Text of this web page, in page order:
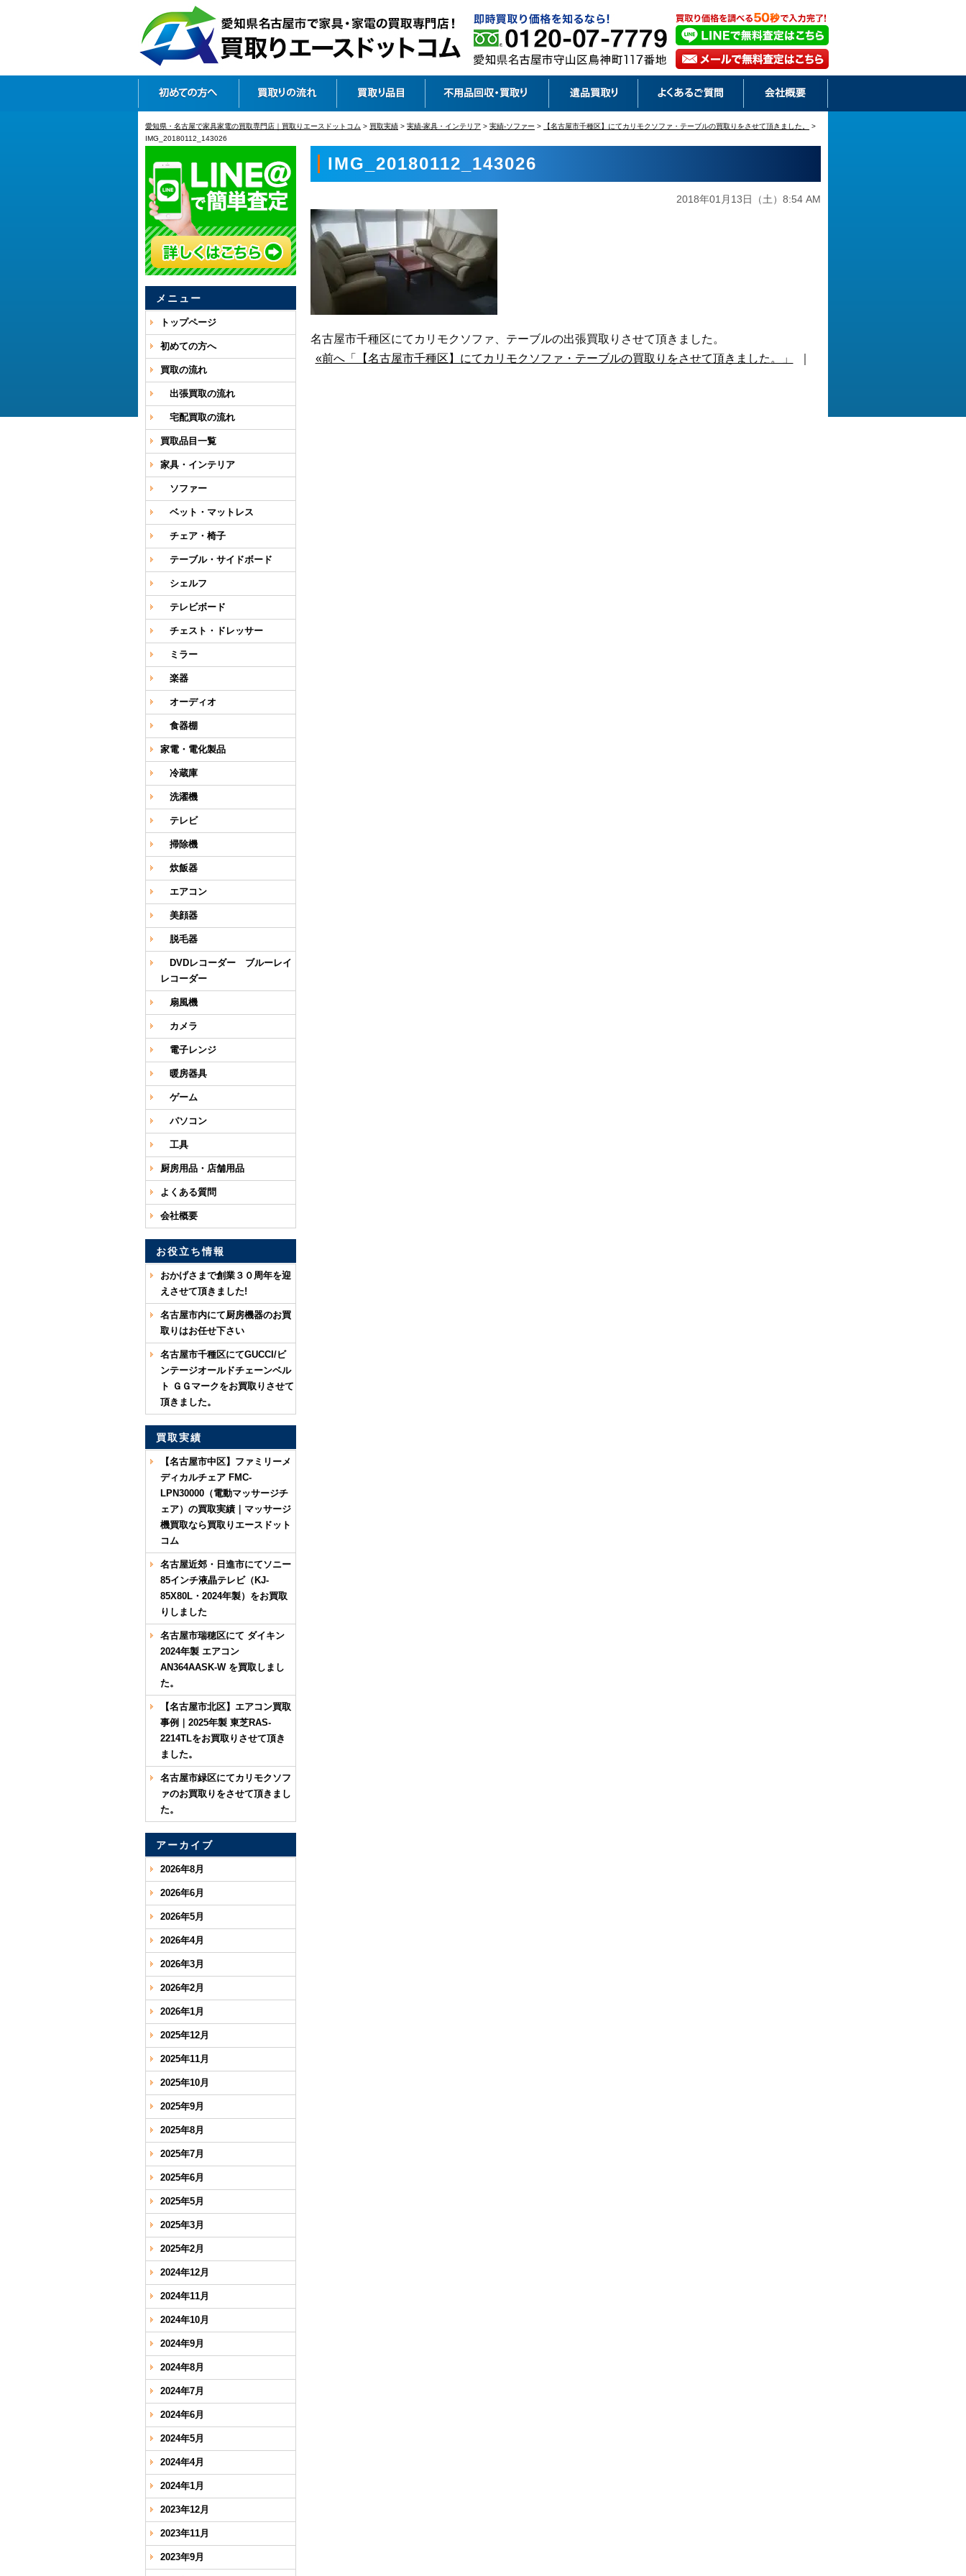
愛知県・名古屋で家具家電の買取専門店｜買取りエースドットコム > 買取実績 > 実績-家具・インテリア > 実績-ソファー > 【名古屋市千種区】にてカリモクソファ・テーブルの買取りをさせて頂きました。
>
IMG_20180112_143026
IMG_20180112_143026
2018年01月13日（土）8:54 AM
名古屋市千種区にてカリモクソファ、テーブルの出張買取りさせて頂きました。
«前へ「【名古屋市千種区】にてカリモクソファ・テーブルの買取りをさせて頂きました。」
メニュー
トップページ
初めての方へ
買取の流れ
出張買取の流れ
宅配買取の流れ
買取品目一覧
家具・インテリア
ソファー
ベット・マットレス
チェア・椅子
テーブル・サイドボード
シェルフ
テレビボード
チェスト・ドレッサー
ミラー
楽器
オーディオ
食器棚
家電・電化製品
冷蔵庫
洗濯機
テレビ
掃除機
炊飯器
エアコン
美顔器
脱毛器
DVDレコーダー ブルーレイ
レコーダー
扇風機
カメラ
電子レンジ
暖房器具
ゲーム
パソコン
工具
厨房用品・店舗用品
よくある質問
会社概要
お役立ち情報
おかげさまで創業３０周年を迎
えさせて頂きました!
名古屋市内にて厨房機器のお買
取りはお任せ下さい
名古屋市千種区にてGUCCI/ビ
ンテージオールドチェーンベル
ト ＧＧマークをお買取りさせて
頂きました。
買取実績
【名古屋市中区】ファミリーメ
ディカルチェア FMC-
LPN30000（電動マッサージチ
ェア）の買取実績｜マッサージ
機買取なら買取りエースドット
コム
名古屋近郊・日進市にてソニー
85インチ液晶テレビ（KJ-
85X80L・2024年製）をお買取
りしました
名古屋市瑞穂区にて ダイキン
2024年製 エアコン
AN364AASK-W を買取しまし
た。
【名古屋市北区】エアコン買取
事例｜2025年製 東芝RAS-
2214TLをお買取りさせて頂き
ました。
名古屋市緑区にてカリモクソフ
ァのお買取りをさせて頂きまし
た。
アーカイブ
2026年8月
2026年6月
2026年5月
2026年4月
2026年3月
2026年2月
2026年1月
2025年12月
2025年11月
2025年10月
2025年9月
2025年8月
2025年7月
2025年6月
2025年5月
2025年3月
2025年2月
2024年12月
2024年11月
2024年10月
2024年9月
2024年8月
2024年7月
2024年6月
2024年5月
2024年4月
2024年1月
2023年12月
2023年11月
2023年9月